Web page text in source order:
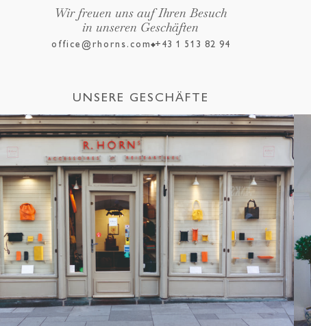
Wir freuen uns auf Ihren Besuch
in unseren Geschäften
office@rhorns.com +43 1 513 82 94
UNSERE GESCHÄFTE